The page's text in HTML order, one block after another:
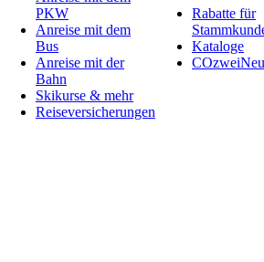
PKW
Anreise mit dem
Bus
Anreise mit der
Bahn
Skikurse & mehr
Reiseversicherungen
Rabatte für
Kataloge